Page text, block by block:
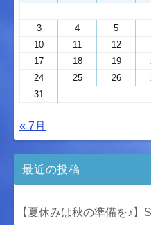
3
4 5
10
11 12
17
18 19
24
25 26
31
« 7月
最近の投稿
【夏休みは秋の準備を♪